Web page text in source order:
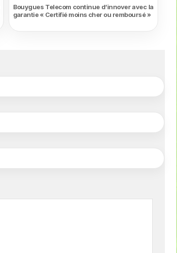
Bouygues Telecom continue d’innover avec la
garantie « Certifié moins cher ou remboursé »